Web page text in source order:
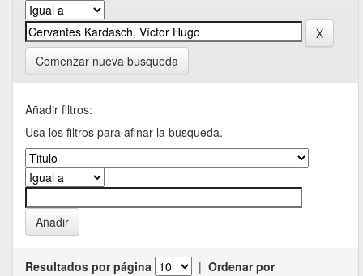
Comenzar nueva busqueda
Añadir filtros:
Usa los filtros para afinar la busqueda.
Resultados por página | Ordenar por